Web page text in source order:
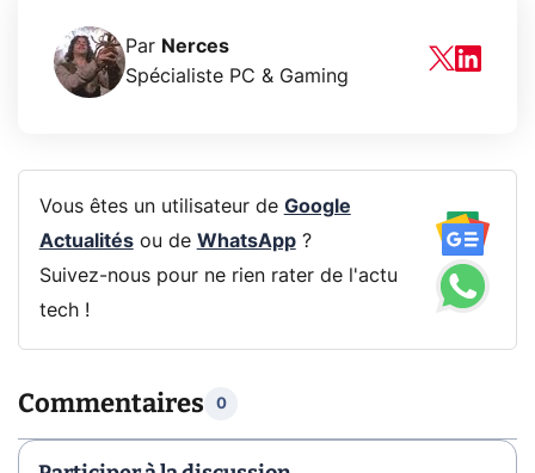
Par Nerces
Spécialiste PC & Gaming
Vous êtes un utilisateur de Google
Actualitésou de WhatsApp?
Suivez-nous pour ne rien rater de l'actu
tech !
Commentaires 0